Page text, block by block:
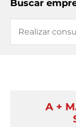
Buscar
A +